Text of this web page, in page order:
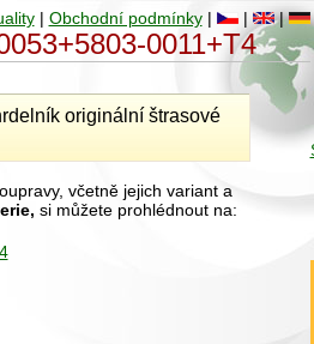
| Obchodní podmínky| | |
0011+T4
originální štrasové
včetně jejich variant a
si můžete prohlédnout na: